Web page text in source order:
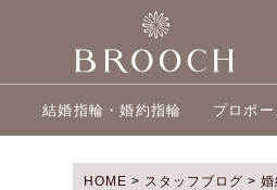
結婚指輪・婚約指輪 プロポ
HOME > スタッフブログ >